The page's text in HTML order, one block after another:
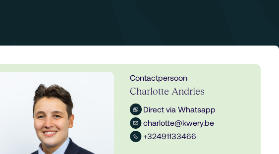
Contactpersoon
Charlotte Andries
Direct via Whatsapp
charlotte@kwery.be
+32491133466